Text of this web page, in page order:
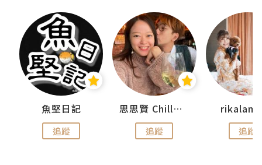
魚堅日記
追蹤
思思賢 ChillMyBabe
追蹤 追蹤